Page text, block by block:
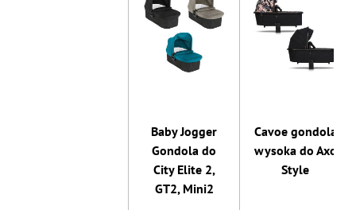
Baby Jogger
Gondola do
City Elite 2,
GT2, Mini2
Cavoe gondola
wysoka do Axo
Style